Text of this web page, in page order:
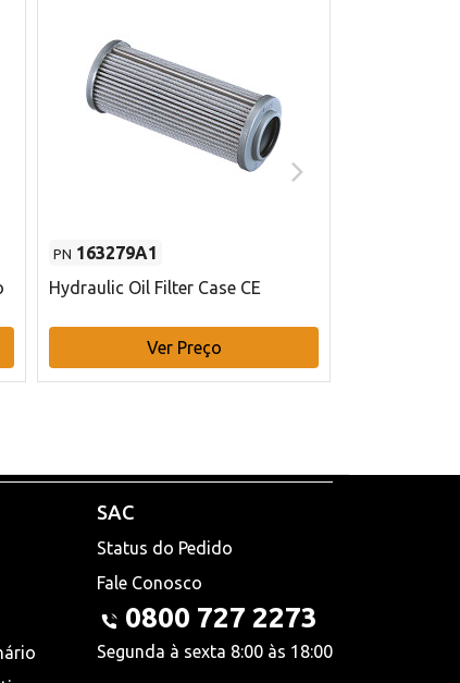
PN 163279A1
Hydraulic Oil Filter Case CE
Ver Preço
SAC
Status do Pedido
Fale Conosco
0800 727 2273
Segunda à sexta 8:00 às 18:00